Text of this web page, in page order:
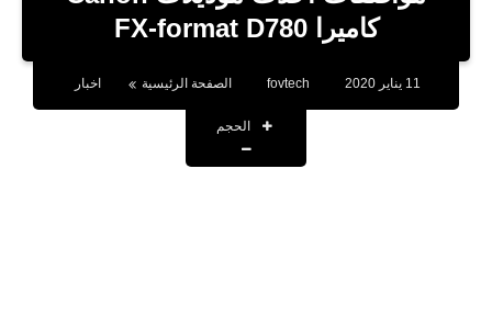
بلوجر
كاميرا FX-format D780
fovtech الصفحة الرئيسية اخبار
الحجم